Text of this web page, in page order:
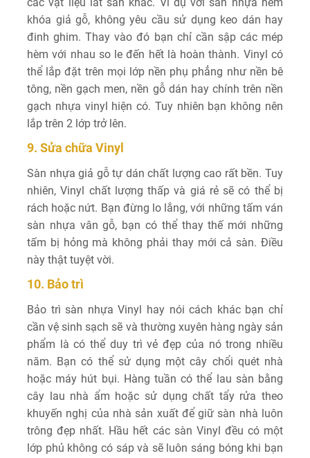
các vật liệu lát sàn khác. Ví dụ với sàn nhựa hèm
khóa giả gỗ, không yêu cầu sử dụng keo dán hay
đinh ghim. Thay vào đó bạn chỉ cần sập các mép
hèm với nhau so le đến hết là hoàn thành. Vinyl có
thể lắp đặt trên mọi lớp nền phụ phẳng như nền bê
tông, nền gạch men, nền gỗ dán hay chính trên nền
gạch nhựa vinyl hiện có. Tuy nhiên bạn không nên
lắp trên 2 lớp trở lên.
9. Sửa chữa Vinyl
Sàn nhựa giả gỗ tự dán chất lượng cao rất bền. Tuy
nhiên, Vinyl chất lượng thấp và giá rẻ sẽ có thể bị
rách hoặc nứt. Bạn đừng lo lắng, với những tấm ván
sàn nhựa vân gỗ, bạn có thể thay thế mới những
tấm bị hỏng mà không phải thay mới cả sàn. Điều
này thật tuyệt vời.
10. Bảo trì
Bảo trì sàn nhựa Vinyl hay nói cách khác bạn chỉ
cần vệ sinh sạch sẽ và thường xuyên hàng ngày sản
phẩm là có thể duy trì vẻ đẹp của nó trong nhiều
năm. Bạn có thể sử dụng một cây chổi quét nhà
hoặc máy hút bụi. Hàng tuần có thể lau sàn bằng
cây lau nhà ẩm hoặc sử dụng chất tẩy rửa theo
khuyến nghị của nhà sản xuất để giữ sàn nhà luôn
trông đẹp nhất. Hầu hết các sàn Vinyl đều có một
lớp phủ không có sáp và sẽ luôn sáng bóng khi bạn